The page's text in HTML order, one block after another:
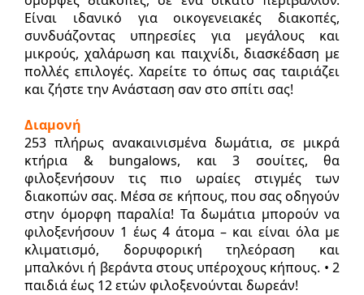
Είναι ιδανικό για οικογενειακές διακοπές,
συνδυάζοντας υπηρεσίες για μεγάλους και
μικρούς, χαλάρωση και παιχνίδι, διασκέδαση με
πολλές επιλογές. Χαρείτε το όπως σας ταιριάζει
και ζήστε την Ανάσταση σαν στο σπίτι σας!
Διαμονή
253 πλήρως ανακαινισμένα δωμάτια, σε μικρά
κτήρια & bungalows, και 3 σουίτες, θα
φιλοξενήσουν τις πιο ωραίες στιγμές των
διακοπών σας. Μέσα σε κήπους, που σας οδηγούν
στην όμορφη παραλία! Τα δωμάτια μπορούν να
φιλοξενήσουν 1 έως 4 άτομα – και είναι όλα με
κλιματισμό, δορυφορική τηλεόραση και
μπαλκόνι ή βεράντα στους υπέροχους κήπους. • 2
παιδιά έως 12 ετών φιλοξενούνται δωρεάν!